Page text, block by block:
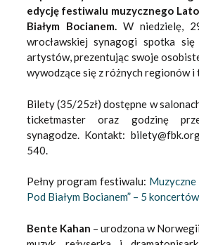
edycję festiwalu muzycznego
Białym Bocianem.W niedzielę,
wrocławskiej synagogi spotka
artystów, prezentując swoje
wywodzące się z różnych regionów i
Bilety (35/25zł) dostępne w
ticketmaster oraz godzinę
synagodze. Kontakt:
540.
Pełny program festiwalu: Muzyczne
Pod Białym Bocianem” – 5 koncertów
Bente Kahan – urodzona w